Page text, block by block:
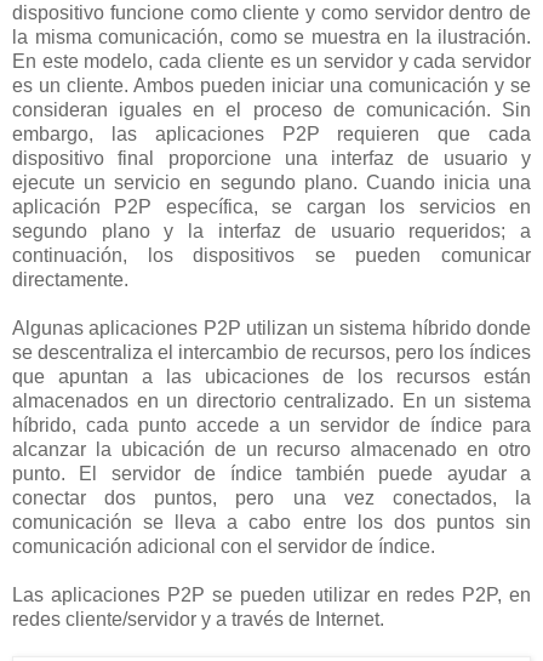
dispositivo funcione como cliente y como servidor dentro de
la misma comunicación, como se muestra en la ilustración.
En este modelo, cada cliente es un servidor y cada servidor
es un cliente. Ambos pueden iniciar una comunicación y se
consideran iguales en el proceso de comunicación. Sin
embargo, las aplicaciones P2P requieren que cada
dispositivo final proporcione una interfaz de usuario y
ejecute un servicio en segundo plano. Cuando inicia una
aplicación P2P específica, se cargan los servicios en
segundo plano y la interfaz de usuario requeridos; a
continuación, los dispositivos se pueden comunicar
directamente.
Algunas aplicaciones P2P utilizan un sistema híbrido donde
se descentraliza el intercambio de recursos, pero los índices
que apuntan a las ubicaciones de los recursos están
almacenados en un directorio centralizado. En un sistema
híbrido, cada punto accede a un servidor de índice para
alcanzar la ubicación de un recurso almacenado en otro
punto. El servidor de índice también puede ayudar a
conectar dos puntos, pero una vez conectados, la
comunicación se lleva a cabo entre los dos puntos sin
comunicación adicional con el servidor de índice.
Las aplicaciones P2P se pueden utilizar en redes P2P, en
redes cliente/servidor y a través de Internet.